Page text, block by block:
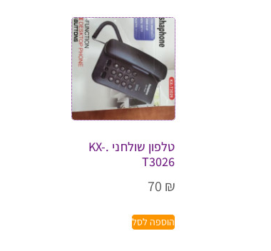
טלפון שולחני .KX-
T3026
70 ₪
הוספה לסל